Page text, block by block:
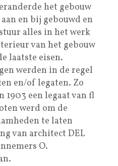
het gebouw
en bij gebouwd en
alles in het werk
van het gebouw
laatste eisen.
werden in de regel
en/of legaten. Zo
een legaat van fl
werd om de
te laten
van architect DEL
O.